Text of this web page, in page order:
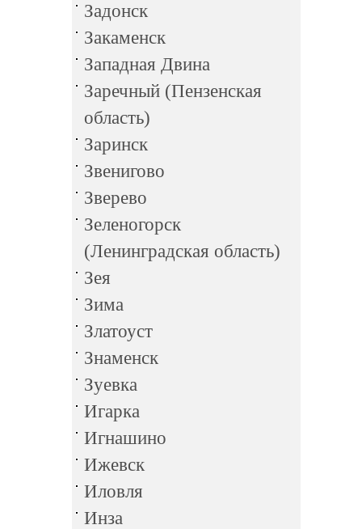
Задонск
Закаменск
Западная Двина
Заречный (Пензенская
область)
Заринск
Звенигово
Зверево
Зеленогорск
(Ленинградская область)
Зея
Зима
Златоуст
Знаменск
Зуевка
Игарка
Игнашино
Ижевск
Иловля
Инза